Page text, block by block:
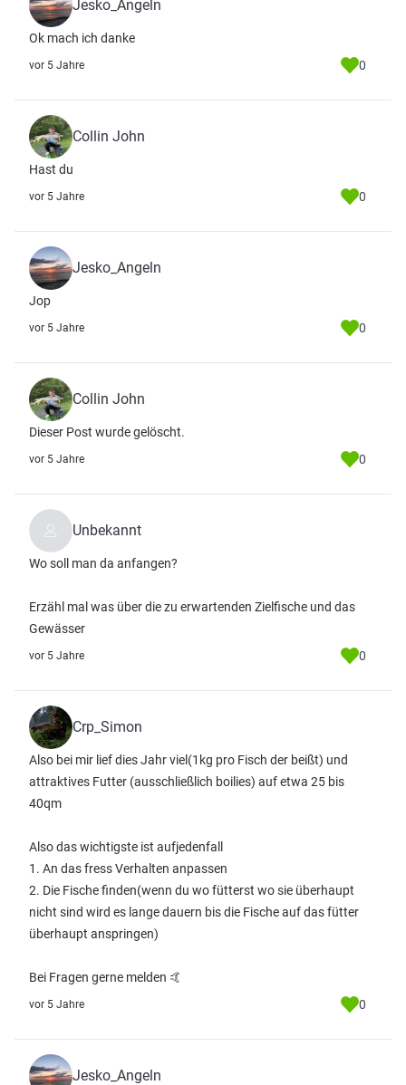
Jesko_Angeln
Ok mach ich danke
vor 5 Jahre 0
Collin John
Hast du
vor 5 Jahre 0
Jesko_Angeln
Jop
vor 5 Jahre 0
Collin John
Dieser Post wurde gelöscht.
vor 5 Jahre 0
Unbekannt
Wo soll man da anfangen?
Erzähl mal was über die zu erwartenden Zielfische und das
Gewässer
vor 5 Jahre 0
Crp_Simon
Also bei mir lief dies Jahr viel(1kg pro Fisch der beißt) und
attraktives Futter (ausschließlich boilies) auf etwa 25 bis
40qm
Also das wichtigste ist aufjedenfall
1. An das fress Verhalten anpassen
2. Die Fische finden(wenn du wo fütterst wo sie überhaupt
nicht sind wird es lange dauern bis die Fische auf das fütter
überhaupt anspringen)
Bei Fragen gerne melden 🤙
vor 5 Jahre 0
Jesko_Angeln